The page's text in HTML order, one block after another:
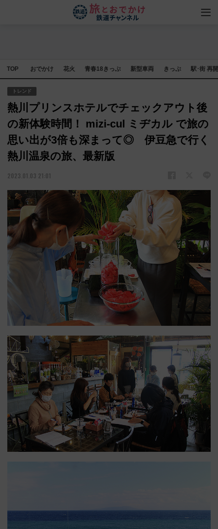
TOP おでかけ 花火 青春18きっぷ 新型車両 きっぷ 駅･街 再
トレンド
熱川プリンスホテルでチェックアウト後
の新体験時間！ mizi-cul ミヂカル で旅の
思い出が3倍も深まって◎ 伊豆急で行く
熱川温泉の旅、最新版
2023.01.03 21:01